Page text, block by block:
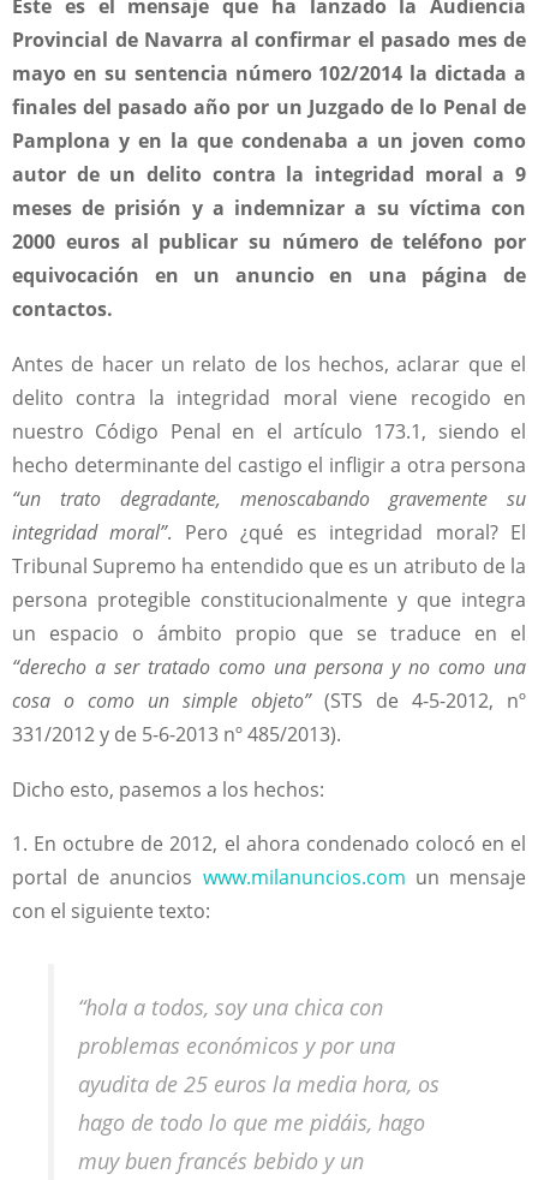
Este es el mensaje que ha lanzado la Audiencia
Provincial de Navarra al confirmar el pasado mes de
mayo en su sentencia número 102/2014 la dictada a
finales del pasado año por un Juzgado de lo Penal de
Pamplona y en la que condenaba a un joven como
autor de un delito contra la integridad moral a 9
meses de prisión y a indemnizar a su víctima con
2000 euros al publicar su número de teléfono por
equivocación en un anuncio en una página de
contactos.
Antes de hacer un relato de los hechos, aclarar que el
delito contra la integridad moral viene recogido en
nuestro Código Penal en el artículo 173.1, siendo el
hecho determinante del castigo el infligir a otra persona
“un trato degradante, menoscabando gravemente su
integridad moral”. Pero ¿qué es integridad moral? El
Tribunal Supremo ha entendido que es un atributo de la
persona protegible constitucionalmente y que integra
un espacio o ámbito propio que se traduce en el
“derecho a ser tratado como una persona y no como una
cosa o como un simple objeto”(STS de 4-5-2012, nº
331/2012 y de 5-6-2013 nº 485/2013).
Dicho esto, pasemos a los hechos:
1. En octubre de 2012, el ahora condenado colocó en el
portal de anuncios www.milanuncios.com un mensaje
con el siguiente texto:
“hola a todos, soy una chica con
problemas económicos y por una
ayudita de 25 euros la media hora, os
hago de todo lo que me pidáis, hago
muy buen francés bebido y un